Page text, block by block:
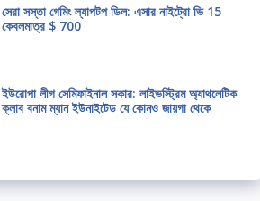
সেরা সস্তা গেমিং ল্যাপটপ ডিল: এসার নাইট্রো ভি 15
কেবলমাত্র $ 700
ইউরোপা লীগ সেমিফাইনাল সকার: লাইভস্ট্রিম অ্যাথলেটিক
ক্লাব বনাম ম্যান ইউনাইটেড যে কোনও জায়গা থেকে